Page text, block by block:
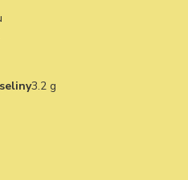
3.2 g